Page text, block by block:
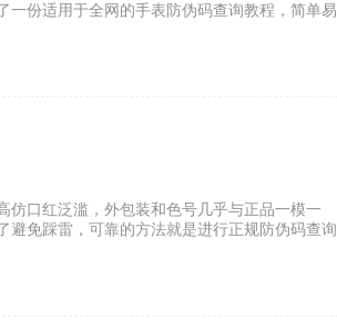
份适用于全网的手表防伪码查询教程，简单易
仿口红泛滥，外包装和色号几乎与正品一模一
免踩雷，可靠的方法就是进行正规防伪码查询